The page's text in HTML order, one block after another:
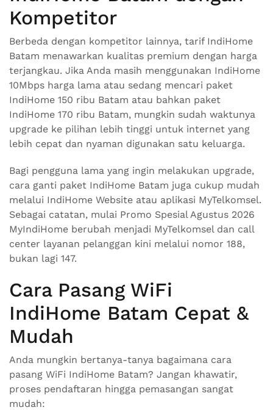
Kompetitor
Berbeda dengan kompetitor lainnya, tarif IndiHome
Batam menawarkan kualitas premium dengan harga
terjangkau. Jika Anda masih menggunakan IndiHome
10Mbps harga lama atau sedang mencari paket
IndiHome 150 ribu Batam atau bahkan paket
IndiHome 170 ribu Batam, mungkin sudah waktunya
upgrade ke pilihan lebih tinggi untuk internet yang
lebih cepat dan nyaman digunakan satu keluarga.
Bagi pengguna lama yang ingin melakukan upgrade,
cara ganti paket IndiHome Batam juga cukup mudah
melalui IndiHome Website atau aplikasi MyTelkomsel.
Sebagai catatan, mulai Promo Spesial Agustus 2026
MyIndiHome berubah menjadi MyTelkomsel dan call
center layanan pelanggan kini melalui nomor 188,
bukan lagi 147.
Cara Pasang WiFi
IndiHome Batam Cepat &
Mudah
Anda mungkin bertanya-tanya bagaimana cara
pasang WiFi IndiHome Batam? Jangan khawatir,
proses pendaftaran hingga pemasangan sangat
mudah: